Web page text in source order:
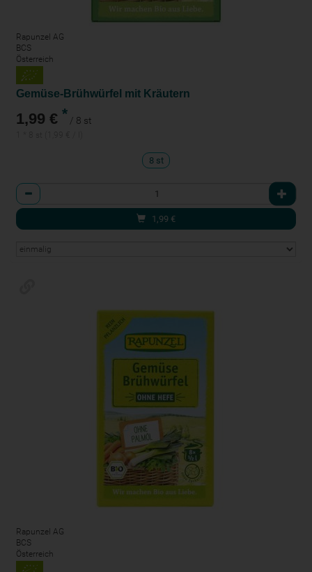
Rapunzel AG
BCS
Österreich
Gemüse-Brühwürfel mit Kräutern
1,99 € * / 8 st
8 st
Anzahl
1,99 €
Rapunzel AG
BCS
Österreich